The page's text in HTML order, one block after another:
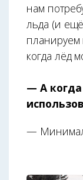
нам
льда (и
планируем
когда лёд
— А
—